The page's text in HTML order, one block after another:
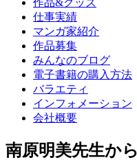
作品&グッズ
仕事実績
マンガ家紹介
作品募集
みんなのブログ
電子書籍の購入方法
バラエティ
インフォメーション
会社概要
南原明美先生か